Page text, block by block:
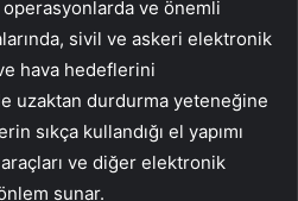
operasyonlarda ve önemli
sivil ve askeri elektronik
hava hedeflerini
uzaktan durdurma yeteneğine
sıkça kullandığı el yapımı
araçları ve diğer elektronik
sunar.